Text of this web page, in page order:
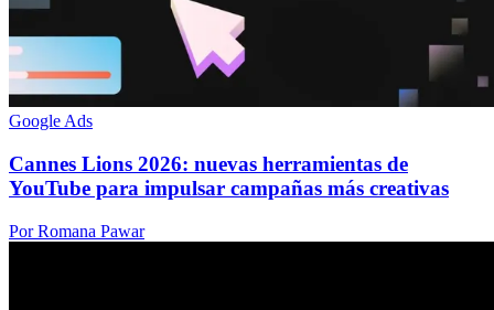
Google Ads
Cannes Lions 2026: nuevas herramientas de
YouTube para impulsar campañas más creativas
Por Romana Pawar